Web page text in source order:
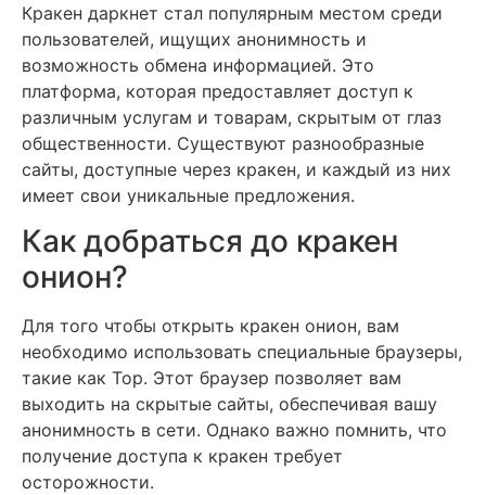
Кракен даркнет стал популярным местом среди
пользователей, ищущих анонимность и
возможность обмена информацией. Это
платформа, которая предоставляет доступ к
различным услугам и товарам, скрытым от глаз
общественности. Существуют разнообразные
сайты, доступные через кракен, и каждый из них
имеет свои уникальные предложения.
Как добраться до кракен
онион?
Для того чтобы открыть кракен онион, вам
необходимо использовать специальные браузеры,
такие как Тор. Этот браузер позволяет вам
выходить на скрытые сайты, обеспечивая вашу
анонимность в сети. Однако важно помнить, что
получение доступа к кракен требует
осторожности.